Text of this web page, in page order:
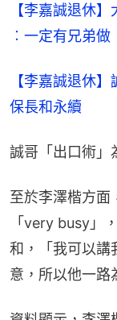
【李嘉誠退休
︰一定有兄弟做
【李嘉誠退休
保長和永續
誠哥「出口術」
至於李澤楷方面
「very busy」
和，「我可以講
意，所以他一路